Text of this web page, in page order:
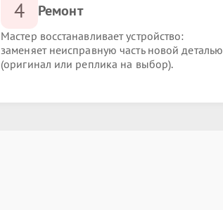
4 Ремонт
Мастер восстанавливает устройство:
заменяет неисправную часть новой деталью
(оригинал или реплика на выбор).